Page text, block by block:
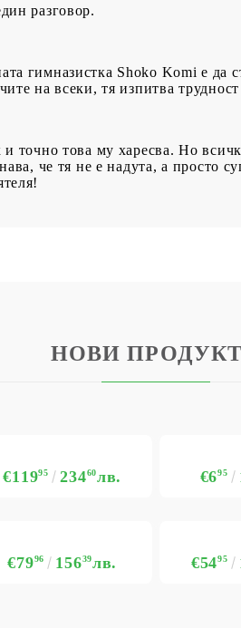
разговор.
гимназистка Shoko Komi е да
на всеки, тя изпитва
точно това му харесва. Но
че тя не е надута, а просто
НОВИ
€11995 23460лв. €695
€7996 15639лв. €5495